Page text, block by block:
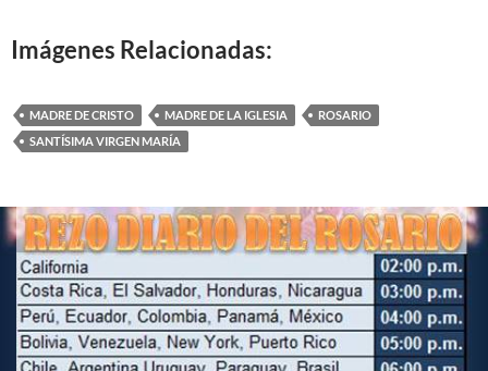
Imágenes Relacionadas:
MADRE DE CRISTO MADRE DE LA IGLESIA
ROSARIO
SANTÍSIMA VIRGEN MARÍA